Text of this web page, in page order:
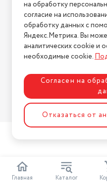
Главная Каталог
2026 © Интернет-магазин
Политика
Разработка
на обработку
согласие на
обработку данных с
Яндекс.Метрика. Вы
аналитических cookie и
необходимые cookie.
Согласен на
Отказаться от